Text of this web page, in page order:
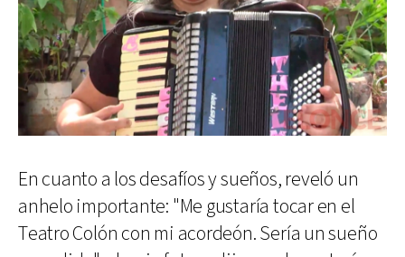
En cuanto a los desafíos y sueños, reveló un
anhelo importante: "Me gustaría tocar en el
Teatro Colón con mi acordeón. Sería un sueño